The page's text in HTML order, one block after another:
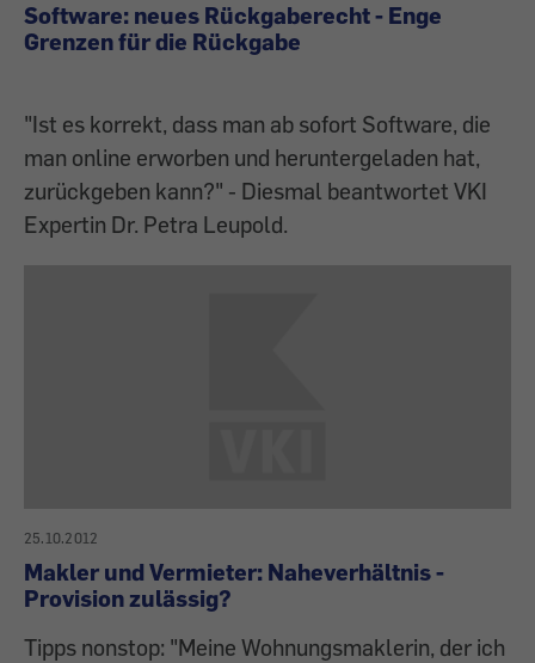
Software: neues Rückgaberecht - Enge
Grenzen für die Rückgabe
"Ist es korrekt, dass man ab sofort Software, die
man online erworben und heruntergeladen hat,
zurückgeben kann?" - Diesmal beantwortet VKI
Expertin Dr. Petra Leupold.
25.10.2012
Makler und Vermieter: Naheverhältnis -
Provision zulässig?
Tipps nonstop: "Meine Wohnungsmaklerin, der ich